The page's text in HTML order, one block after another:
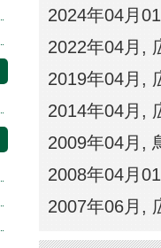
2024年04月
2022年04月,
2019年04月,
2014年04月,
2009年04月,
2008年04月
2007年06月,